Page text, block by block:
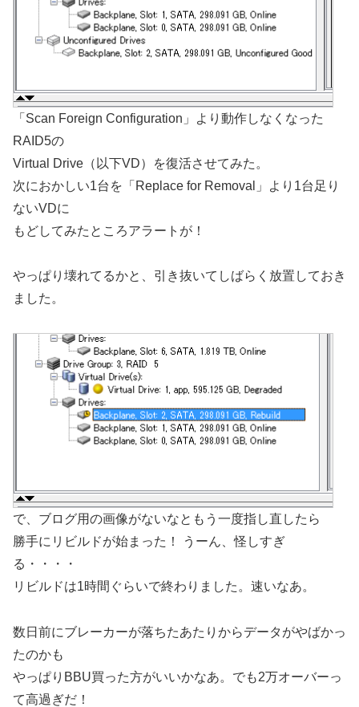
「Scan Foreign Configuration」より動作しなくなった
RAID5の
Virtual Drive（以下VD）を復活させてみた。
次におかしい1台を「Replace for Removal」より1台足り
ないVDに
もどしてみたところアラートが！
やっぱり壊れてるかと、引き抜いてしばらく放置しておき
ました。
で、ブログ用の画像がないなともう一度指し直したら
勝手にリビルドが始まった！ うーん、怪しすぎ
る・・・・
リビルドは1時間ぐらいで終わりました。速いなあ。
数日前にブレーカーが落ちたあたりからデータがやばかっ
たのかも
やっぱりBBU買った方がいいかなあ。でも2万オーバーっ
て高過ぎだ！